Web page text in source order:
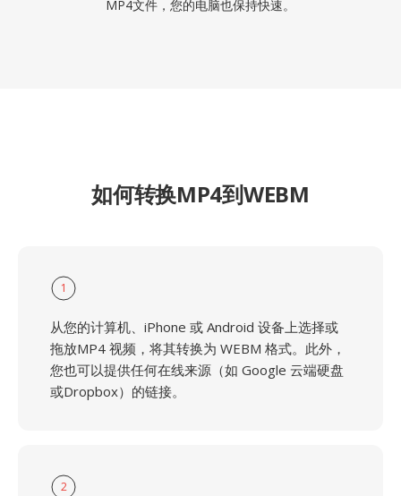
MP4文件，您的电脑也保持快速。
如何转换MP4到WEBM
1
从您的计算机、iPhone 或 Android 设备上选择或
拖放MP4 视频，将其转换为 WEBM 格式。此外，
您也可以提供任何在线来源（如 Google 云端硬盘
或Dropbox）的链接。
2